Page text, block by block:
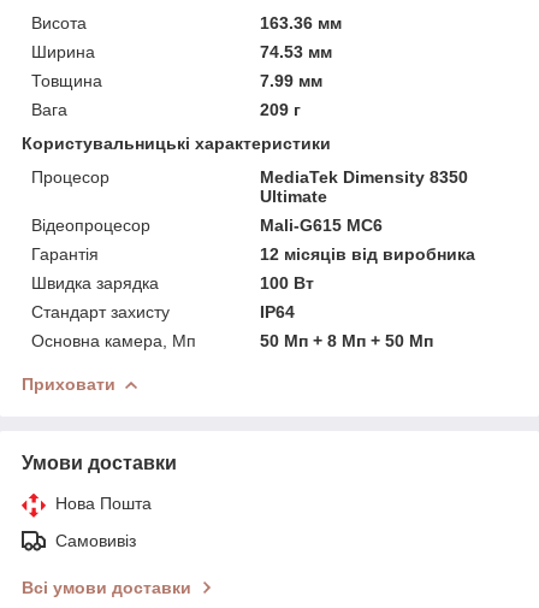
Висота
163.36 мм
Ширина
74.53 мм
Товщина
7.99 мм
Вага
209 г
Користувальницькі характеристики
Процесор
MediaTek Dimensity 8350
Ultimate
Відеопроцесор
Mali-G615 MC6
Гарантія
12 місяців від виробника
Швидка зарядка
100 Вт
Стандарт захисту
IP64
Основна камера, Мп
50 Мп + 8 Мп + 50 Мп
Приховати
Умови доставки
Нова Пошта
Самовивіз
Всі умови доставки